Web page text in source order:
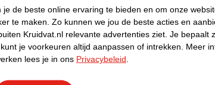
krijgt over
WeCycle
In deze Kruidvat vind je
apparaten. Deze kan je
je de beste online ervaring te bieden en om onze
te maken. Zo kunnen we jou de beste acties en
Kruidvat.nl relevante advertenties ziet. Je bepaalt
je voorkeuren altijd aanpassen of intrekken.
Meer
lees je in ons Privacybeleid